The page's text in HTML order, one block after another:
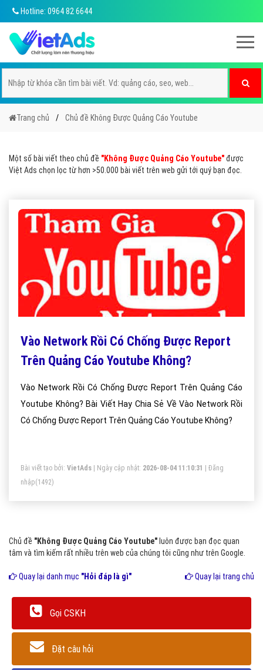
Hotline: 0964 82 6644
Trang chủ Chủ đề Không Được Quảng Cáo Youtube
Một số bài viết theo chủ đề "Không Được Quảng Cáo Youtube"được
Việt Ads chọn lọc từ hơn >50.000 bài viết trên web gửi tới quý bạn đọc.
Vào Network Rồi Có Chống Được Report
Trên Quảng Cáo Youtube Không?
Vào Network Rồi Có Chống Được Report Trên Quảng Cáo
Youtube Không? Bài Viết Hay Chia Sẻ Về Vào Network Rồi
Có Chống Được Report Trên Quảng Cáo Youtube Không?
Bài viết tạo bởi: VietAds | Ngày cập nhật: 2026-08-04 11:10:31
Đăng
nhập(1492)
Chủ đề "Không Được Quảng Cáo Youtube" luôn được bạn đọc quan
tâm và tìm kiếm rất nhiều trên web của chúng tôi cũng như trên Google.
Quay lại danh mục "Hỏi đáp là gì" Quay lại trang chủ
Gọi CSKH
Đặt câu hỏi